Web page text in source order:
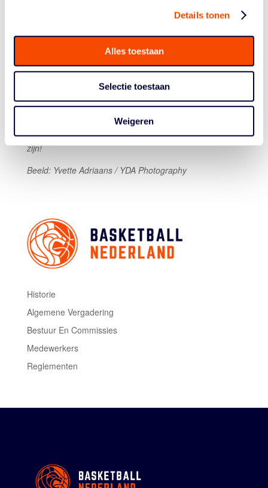
Details tonen
Alles toestaan
Selectie toestaan
Weigeren
wanneer je het samen beleeft. Neem je vriendinnen
mee en geniet van een heerlijke dag vol basketball en
Meedoen? Deelname is helemaal gratis, maar
aanmelden is wel verplicht. Voor meer informatie én
inschrijving:www.vlijmscherpsvh.nl/shegotfriends.
In een eerdere versie van dit bericht stond dat de dag
op vrijdag 20 december is – dit moet uiteraard zaterdag
zijn!
Beeld: Yvette Adriaans / YDA Photography
Historie
Algemene Vergadering
Bestuur En Commissies
Medewerkers
Reglementen